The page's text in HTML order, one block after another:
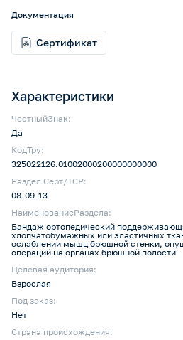
Характеристики
ЧестныйЗнак:
Да
КодТру:
325022126.01002000200000000000
Раздел Серт/ТСР:
08-09-13
НаименованиеРаздела:
Бандаж ортопедический
хлопчатобумажных или эластичных
ослаблении мышц брюшной стенки,
операций на органах брюшной полости
Целевая аудитория:
Взрослая
Под заказ:
Нет
Страна происхождения:
Документация
Сертификат